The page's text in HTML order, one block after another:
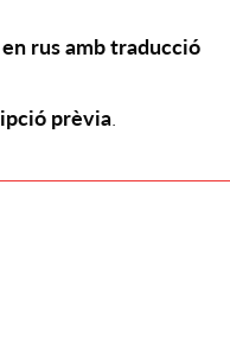
rus amb traducció
prèvia